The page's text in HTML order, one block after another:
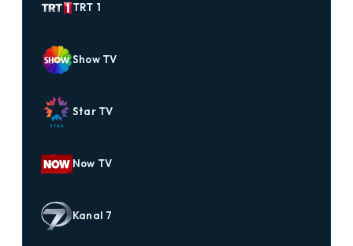
TRT 1
Show TV
Star TV
Now TV
Kanal 7